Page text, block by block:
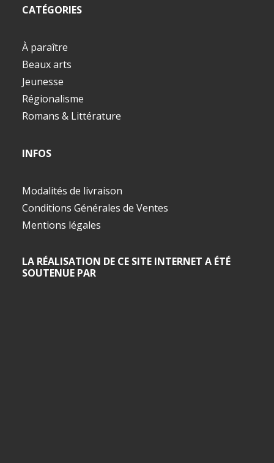
CATÉGORIES
À paraître
Beaux arts
Jeunesse
Régionalisme
Romans & Littérature
INFOS
Modalités de livraison
Conditions Générales de Ventes
Mentions légales
LA RÉALISATION DE CE SITE INTERNET A ÉTÉ
SOUTENUE PAR